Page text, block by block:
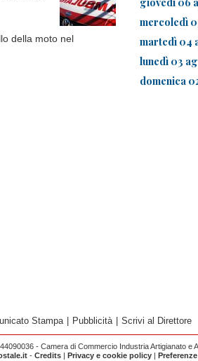
mercoledì
martedì 04
lunedì 03
domenica
della moto nel
Stampa Pubblicità Scrivi al Direttore
- Camera di Commercio Industria Artigianato e
- Credits| Privacy e cookie policy|